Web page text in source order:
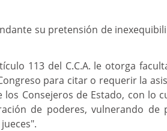
su pretensión de
113 del C.C.A. le otorga
para citar o requerir la
los Consejeros de Estado, con lo
de poderes, vulnerando de
jueces".